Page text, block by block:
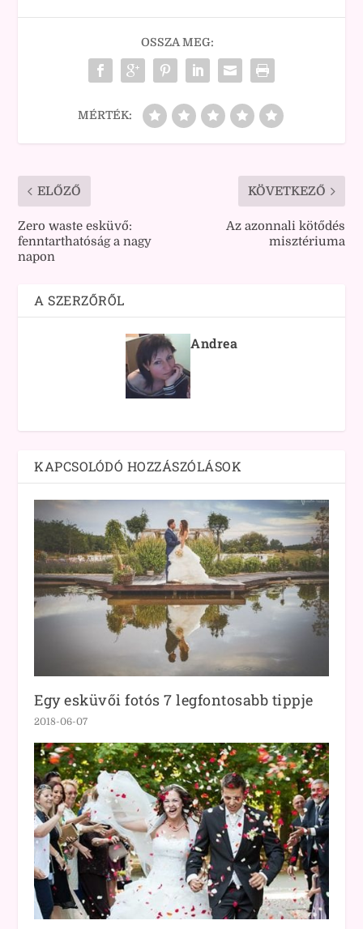
OSSZA MEG:
MÉRTÉK:
ELŐZŐ
Zero waste esküvő:
fenntarthatóság a nagy
napon
KÖVETKEZŐ
Az azonnali kötődés
misztériuma
A SZERZŐRŐL
Andrea
KAPCSOLÓDÓ HOZZÁSZÓLÁSOK
Egy esküvői fotós 7 legfontosabb tippje
2018-06-07